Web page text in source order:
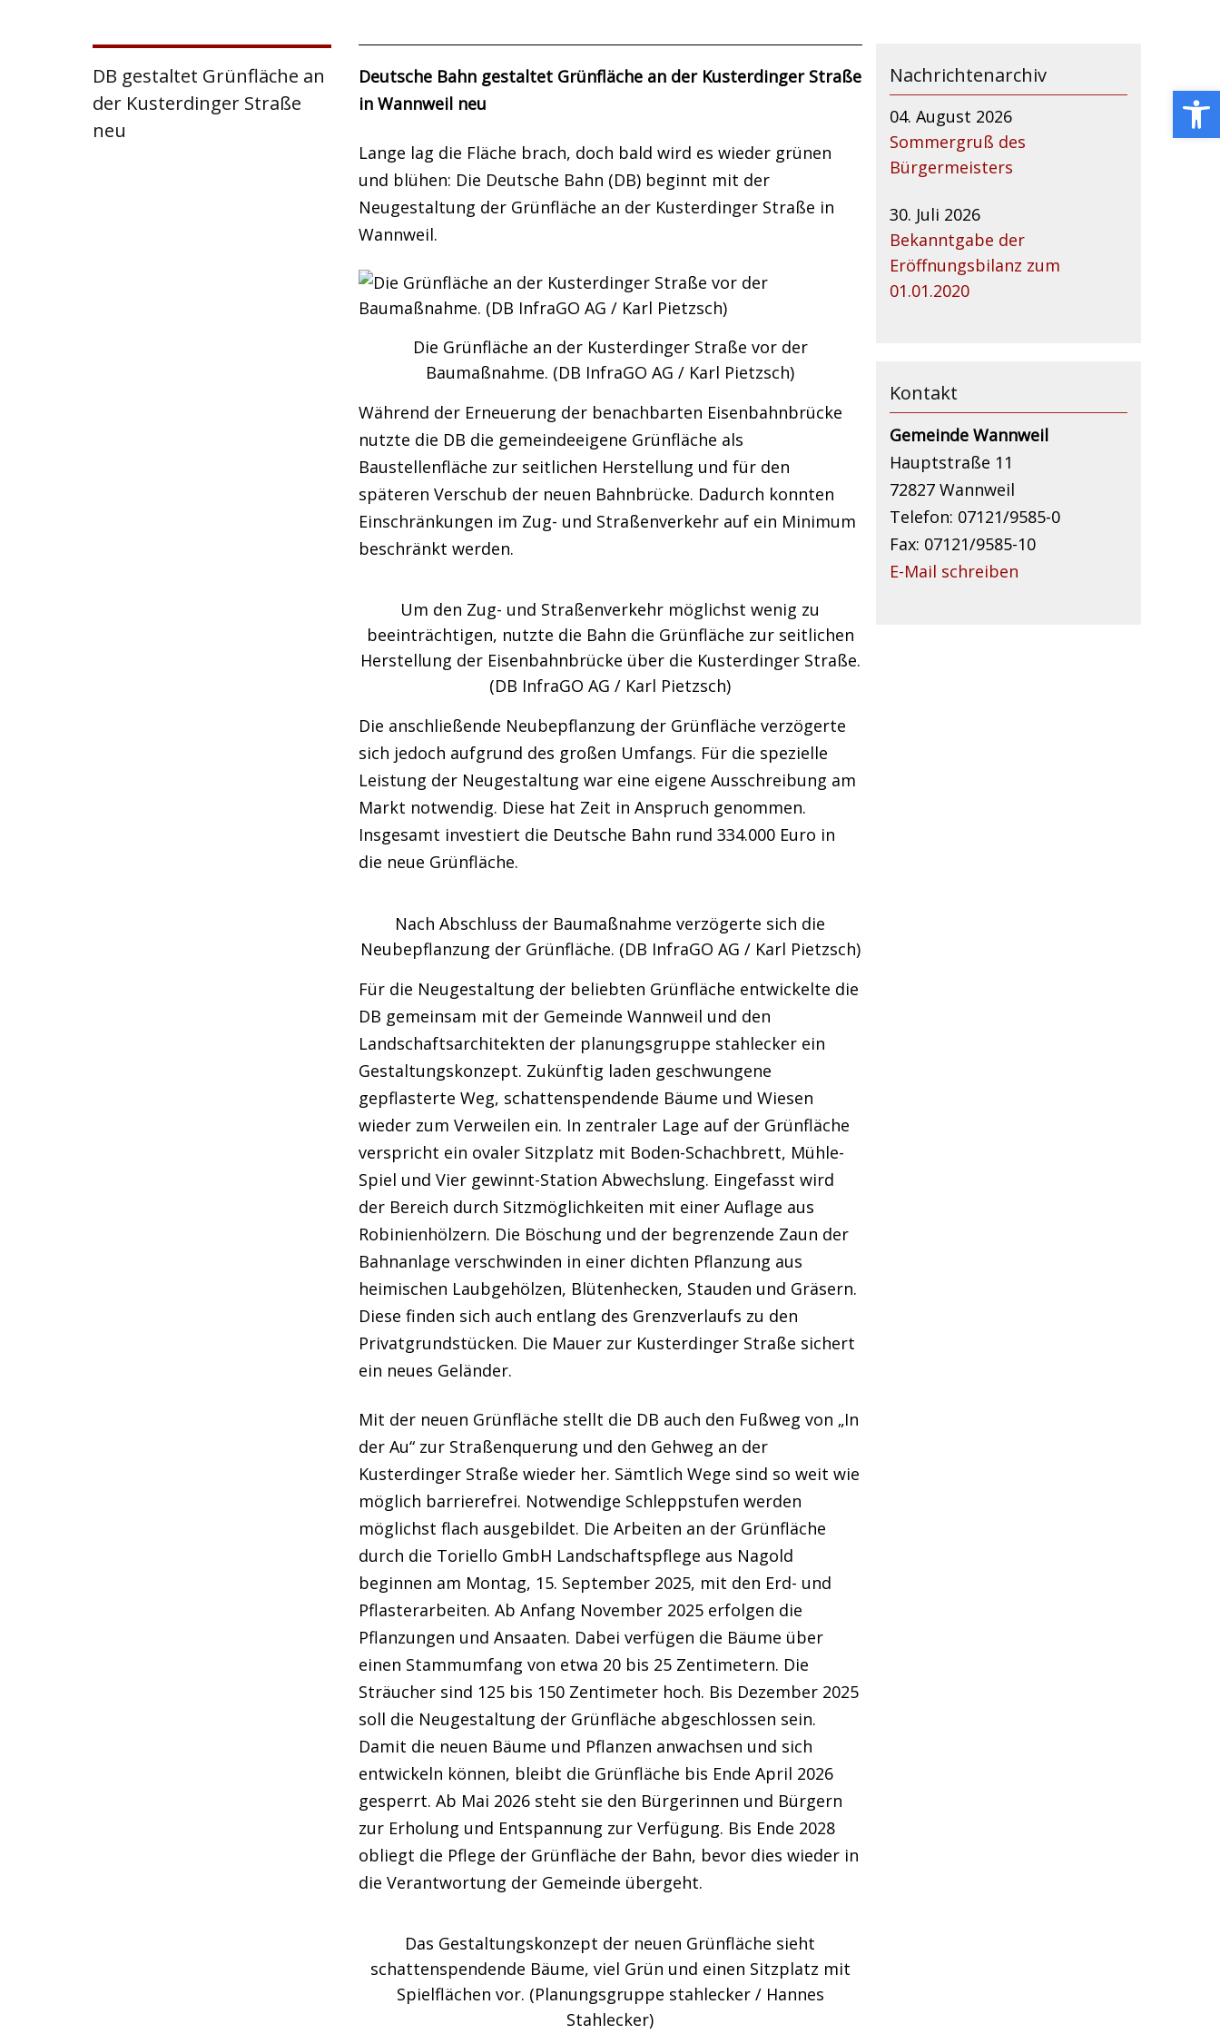
DB gestaltet Grünfläche an
der Kusterdinger Straße
neu
Deutsche Bahn gestaltet Grünfläche an der Kusterdinger Straße
in Wannweil neu
Lange lag die Fläche brach, doch bald wird es wieder grünen
und blühen: Die Deutsche Bahn (DB) beginnt mit der
Neugestaltung der Grünfläche an der Kusterdinger Straße in
Wannweil.
Die Grünfläche an der Kusterdinger Straße vor der
Baumaßnahme. (DB InfraGO AG / Karl Pietzsch)
Während der Erneuerung der benachbarten Eisenbahnbrücke
nutzte die DB die gemeindeeigene Grünfläche als
Baustellenfläche zur seitlichen Herstellung und für den
späteren Verschub der neuen Bahnbrücke. Dadurch konnten
Einschränkungen im Zug- und Straßenverkehr auf ein Minimum
beschränkt werden.
Um den Zug- und Straßenverkehr möglichst wenig zu
beeinträchtigen, nutzte die Bahn die Grünfläche zur seitlichen
Herstellung der Eisenbahnbrücke über die Kusterdinger Straße.
(DB InfraGO AG / Karl Pietzsch)
Die anschließende Neubepflanzung der Grünfläche verzögerte
sich jedoch aufgrund des großen Umfangs. Für die spezielle
Leistung der Neugestaltung war eine eigene Ausschreibung am
Markt notwendig. Diese hat Zeit in Anspruch genommen.
Insgesamt investiert die Deutsche Bahn rund 334.000 Euro in
die neue Grünfläche.
Nach Abschluss der Baumaßnahme verzögerte sich die
Neubepflanzung der Grünfläche. (DB InfraGO AG / Karl Pietzsch)
Für die Neugestaltung der beliebten Grünfläche entwickelte die
DB gemeinsam mit der Gemeinde Wannweil und den
Landschaftsarchitekten der planungsgruppe stahlecker ein
Gestaltungskonzept. Zukünftig laden geschwungene
gepflasterte Weg, schattenspendende Bäume und Wiesen
wieder zum Verweilen ein. In zentraler Lage auf der Grünfläche
verspricht ein ovaler Sitzplatz mit Boden-Schachbrett, Mühle-
Spiel und Vier gewinnt-Station Abwechslung. Eingefasst wird
der Bereich durch Sitzmöglichkeiten mit einer Auflage aus
Robinienhölzern. Die Böschung und der begrenzende Zaun der
Bahnanlage verschwinden in einer dichten Pflanzung aus
heimischen Laubgehölzen, Blütenhecken, Stauden und Gräsern.
Diese finden sich auch entlang des Grenzverlaufs zu den
Privatgrundstücken. Die Mauer zur Kusterdinger Straße sichert
ein neues Geländer.
Mit der neuen Grünfläche stellt die DB auch den Fußweg von „In
der Au“ zur Straßenquerung und den Gehweg an der
Kusterdinger Straße wieder her. Sämtlich Wege sind so weit wie
möglich barrierefrei. Notwendige Schleppstufen werden
möglichst flach ausgebildet. Die Arbeiten an der Grünfläche
durch die Toriello GmbH Landschaftspflege aus Nagold
beginnen am Montag, 15. September 2025, mit den Erd- und
Pflasterarbeiten. Ab Anfang November 2025 erfolgen die
Pflanzungen und Ansaaten. Dabei verfügen die Bäume über
einen Stammumfang von etwa 20 bis 25 Zentimetern. Die
Sträucher sind 125 bis 150 Zentimeter hoch. Bis Dezember 2025
soll die Neugestaltung der Grünfläche abgeschlossen sein.
Damit die neuen Bäume und Pflanzen anwachsen und sich
entwickeln können, bleibt die Grünfläche bis Ende April 2026
gesperrt. Ab Mai 2026 steht sie den Bürgerinnen und Bürgern
zur Erholung und Entspannung zur Verfügung. Bis Ende 2028
obliegt die Pflege der Grünfläche der Bahn, bevor dies wieder in
die Verantwortung der Gemeinde übergeht.
Das Gestaltungskonzept der neuen Grünfläche sieht
schattenspendende Bäume, viel Grün und einen Sitzplatz mit
Spielflächen vor. (Planungsgruppe stahlecker / Hannes
Stahlecker)
Nachrichtenarchiv
04. August 2026
Sommergruß des
Bürgermeisters
30. Juli 2026
Bekanntgabe der
Eröffnungsbilanz zum
01.01.2020
Kontakt
Gemeinde Wannweil
Hauptstraße 11
72827 Wannweil
Telefon: 07121/9585-0
Fax: 07121/9585-10
E-Mail schreiben
Open toolbar